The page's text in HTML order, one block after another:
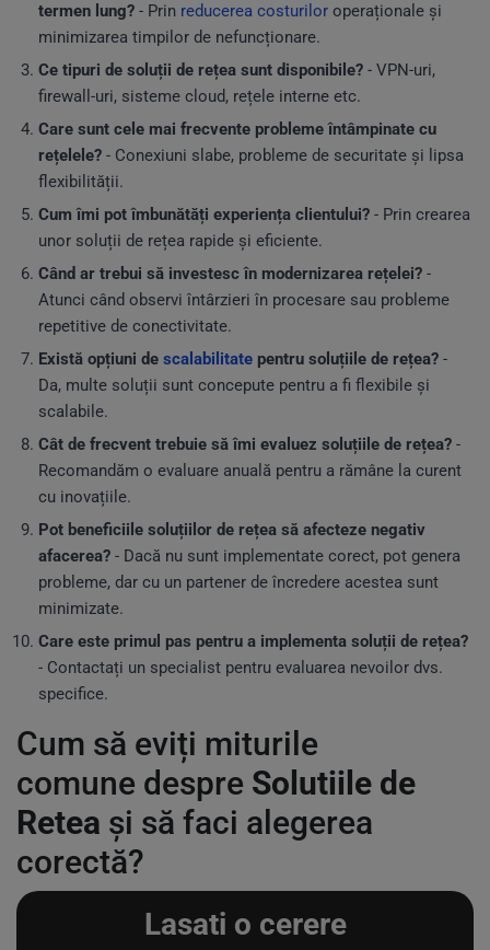
termen lung? - Prin reducerea costurilor operaționale și
minimizarea timpilor de nefuncționare.
Ce tipuri de soluții de rețea sunt disponibile? - VPN-uri,
firewall-uri, sisteme cloud, rețele interne etc.
Care sunt cele mai frecvente probleme întâmpinate cu
rețelele? - Conexiuni slabe, probleme de securitate și lipsa
flexibilității.
Cum îmi pot îmbunătăți experiența clientului? - Prin crearea
unor soluții de rețea rapide și eficiente.
Când ar trebui să investesc în modernizarea rețelei? -
Atunci când observi întârzieri în procesare sau probleme
repetitive de conectivitate.
Există opțiuni de scalabilitate pentru soluțiile de rețea? -
Da, multe soluții sunt concepute pentru a fi flexibile și
scalabile.
Cât de frecvent trebuie să îmi evaluez soluțiile de rețea? -
Recomandăm o evaluare anuală pentru a rămâne la curent
cu inovațiile.
Pot beneficiile soluțiilor de rețea să afecteze negativ
afacerea? - Dacă nu sunt implementate corect, pot genera
probleme, dar cu un partener de încredere acestea sunt
minimizate.
Care este primul pas pentru a implementa soluții de rețea?
- Contactați un specialist pentru evaluarea nevoilor dvs.
specifice.
Cum să eviți miturile
comune despre Solutiile de
Retea și să faci alegerea
corectă?
Lasati o cerere